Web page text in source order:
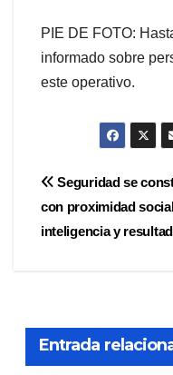
PIE DE FOTO:
informado sobre
este operativo.
de
Seguridad se
con proximidad
inteligencia y
Entrada